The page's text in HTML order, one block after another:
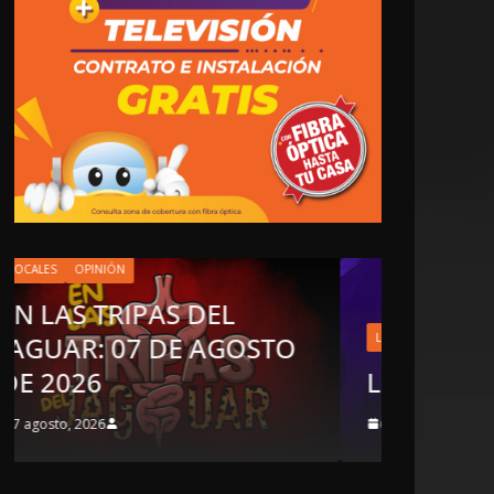
LOCALES OPINIÓN
LUJOS SUBSIDIADOS
6 agosto, 2026